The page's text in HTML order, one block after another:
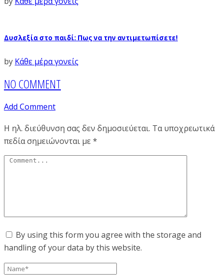
Δυσλεξία στο παιδί: Πως να την αντιμετωπίσετε!
by Κάθε μέρα γονείς
NO COMMENT
Add Comment
Η ηλ. διεύθυνση σας δεν δημοσιεύεται. Τα υποχρεωτικά
πεδία σημειώνονται με*
By using this form you agree with the storage and
handling of your data by this website.